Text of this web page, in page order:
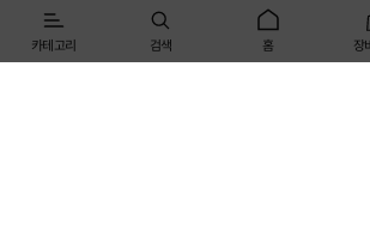
카테고리 검색 홈 장
반송지 주소 : 경기도 이천시 마장면 프리미엄 아울렛로
온라인몰 고객지원실: 1661-3512